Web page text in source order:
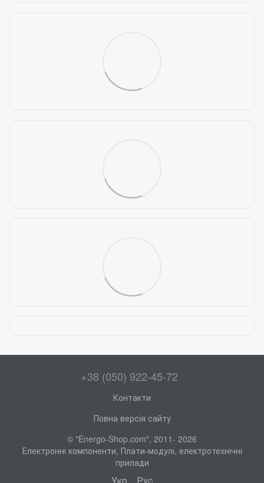
+38 (050) 922-45-72
Контакти
Повна версія сайту
© "Energo-Shop.com", 2011- 2026
Електронні компоненти, Плати-модулі, електротехнічні
прилади